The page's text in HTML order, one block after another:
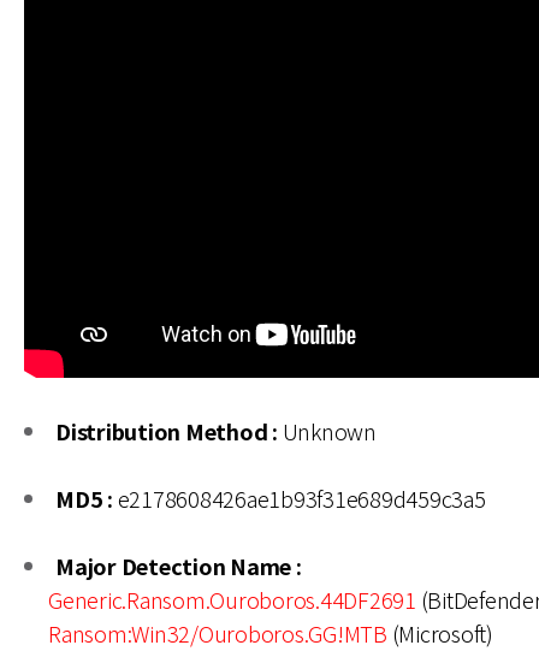
Distribution Method : Unknown
MD5 : e2178608426ae1b93f31e689d459c3a5
Major Detection Name :
Generic.Ransom.Ouroboros.44DF2691
Ransom:Win32/Ouroboros.GG!MTB (Microsoft)